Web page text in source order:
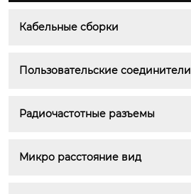
Кабельные сборки
Пользовательские соединители
Радиочастотные разъемы
Микро расстояние вид